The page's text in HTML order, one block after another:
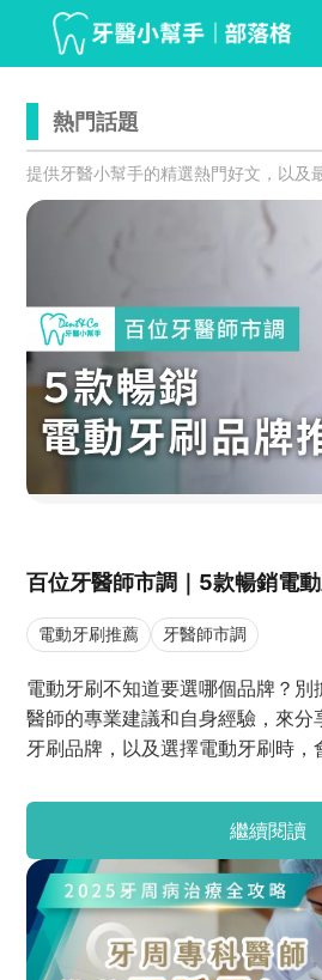
熱門話題
提供牙醫小幫手的精選熱門好文，以及
百位牙醫師市調｜5款暢銷電
電動牙刷推薦 牙醫師市調
電動牙刷不知道要選哪個品牌？別
醫師的專業建議和自身經驗，來分
牙刷品牌，以及選擇電動牙刷時，
電動牙刷？電動牙刷使用的要點
知道要選擇哪一個電動牙刷的人，
實可靠的建議！
繼續閱讀